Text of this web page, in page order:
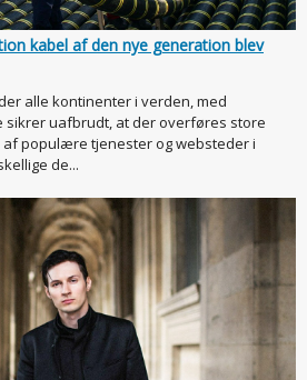
kabel af den nye generation blev
alle kontinenter i verden, med
sikrer uafbrudt, at der overføres store
populære tjenester og websteder i
de...